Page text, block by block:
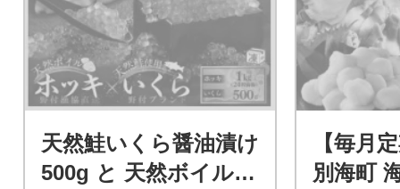
天然鮭いくら醤油漬け
500g と 天然ボイルホ
【毎月
別海町